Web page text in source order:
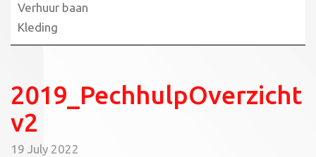
Verhuur baan
Kleding
2019_PechhulpOverzicht
v2
19 July 2022